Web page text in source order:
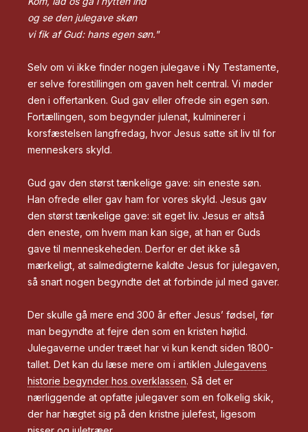
og se den julegave skøn
vi fik af Gud: hans egen søn."
Selv om vi ikke finder nogen julegave i Ny Testamente,
er selve forestillingen om gaven helt central. Vi møder
den i offertanken. Gud gav eller ofrede sin egen søn.
Fortællingen, som begynder julenat, kulminerer i
korsfæstelsen langfredag, hvor Jesus satte sit liv til for
menneskers skyld.
Gud gav den størst tænkelige gave: sin eneste søn.
Han ofrede eller gav ham for vores skyld. Jesus gav
den størst tænkelige gave: sit eget liv. Jesus er altså
den eneste, om hvem man kan sige, at han er Guds
gave til menneskeheden. Derfor er det ikke så
mærkeligt, at salmedigterne kaldte Jesus for julegaven,
så snart nogen begyndte det at forbinde jul med gaver.
Der skulle gå mere end 300 år efter Jesus’ fødsel, før
man begyndte at fejre den som en kristen højtid.
Julegaverne under træet har vi kun kendt siden 1800-
tallet. Det kan du læse mere om i artiklen Julegavens
historie begynder hos overklassen. Så det er
nærliggende at opfatte julegaver som en folkelig skik,
der har hægtet sig på den kristne julefest, ligesom